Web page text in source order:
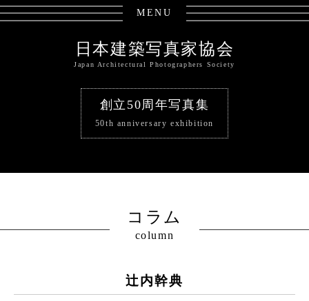
MENU
日本建築写真家協会
Japan Architectural Photographers Society
創立50周年写真集
50th anniversary exhibition
コラム
column
辻内幹典